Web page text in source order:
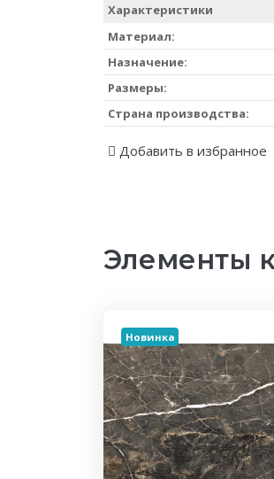
Характеристики
Материал:
Назначение:
Размеры:
Страна производства:
Добавить в избранное
Элементы
Новинка